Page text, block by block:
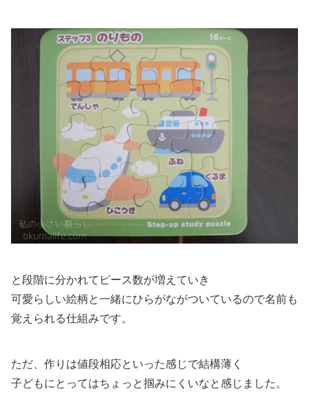
と段階に分かれてピース数が増えていき
可愛らしい絵柄と一緒にひらがながついているので名前も
覚えられる仕組みです。
ただ、作りは値段相応といった感じで結構薄く
子どもにとってはちょっと掴みにくいなと感じました。